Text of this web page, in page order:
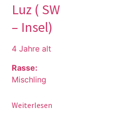
Luz ( SW
– Insel)
4 Jahre alt
Rasse:
Mischling
Weiterlesen